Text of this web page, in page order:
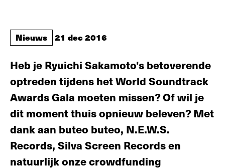
Nieuws 21 dec 2016
Heb je Ryuichi Sakamoto's betoverende
optreden tijdens het World Soundtrack
Awards Gala moeten missen? Of wil je
dit moment thuis opnieuw beleven? Met
dank aan buteo buteo, N.E.W.S.
Records, Silva Screen Records en
natuurlijk onze crowdfunding